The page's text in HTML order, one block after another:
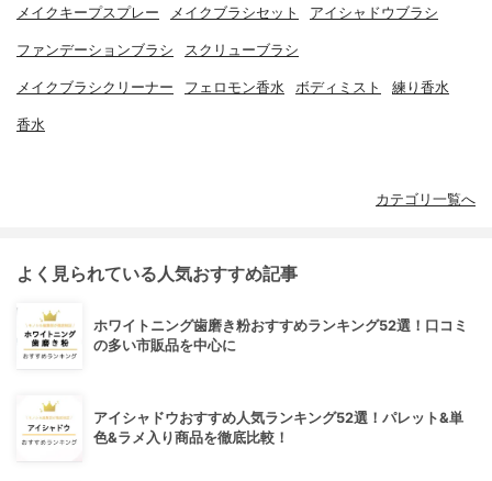
メイクキープスプレー メイクブラシセット アイシャドウブラシ
ファンデーションブラシ スクリューブラシ
メイクブラシクリーナー フェロモン香水 ボディミスト 練り香水
香水
カテゴリ一覧へ
よく見られている人気おすすめ記事
ホワイトニング歯磨き粉おすすめランキング52選！口コミ
の多い市販品を中心に
アイシャドウおすすめ人気ランキング52選！パレット&単
色&ラメ入り商品を徹底比較！